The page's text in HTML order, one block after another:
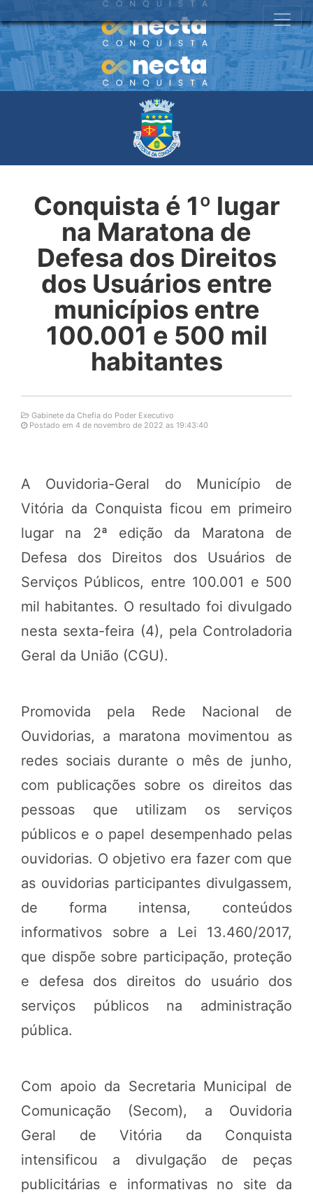
Conquista é 1º lugar
na Maratona de
Defesa dos Direitos
dos Usuários entre
municípios entre
100.001 e 500 mil
habitantes
Gabinete da Chefia do Poder Executivo
Postado em 4 de novembro de 2022 as 19:43:40
A Ouvidoria-Geral do Município de
Vitória da Conquista ficou em primeiro
lugar na 2ª edição da Maratona de
Defesa dos Direitos dos Usuários de
Serviços Públicos, entre 100.001 e 500
mil habitantes. O resultado foi divulgado
nesta sexta-feira (4), pela Controladoria
Geral da União (CGU).
Promovida pela Rede Nacional de
Ouvidorias, a maratona movimentou as
redes sociais durante o mês de junho,
com publicações sobre os direitos das
pessoas que utilizam os serviços
públicos e o papel desempenhado pelas
ouvidorias. O objetivo era fazer com que
as ouvidorias participantes divulgassem,
de forma intensa, conteúdos
informativos sobre a Lei 13.460/2017,
que dispõe sobre participação, proteção
e defesa dos direitos do usuário dos
serviços públicos na administração
pública.
Com apoio da Secretaria Municipal de
Comunicação (Secom), a Ouvidoria
Geral de Vitória da Conquista
intensificou a divulgação de peças
publicitárias e informativas no site da